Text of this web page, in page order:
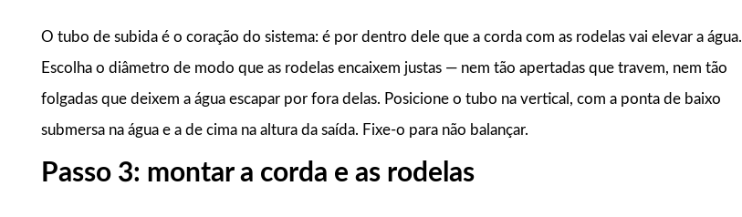
O tubo de subida é o coração do sistema: é por dentro dele que a corda com as rodelas vai elevar a água.
Escolha o diâmetro de modo que as rodelas encaixem justas — nem tão apertadas que travem, nem tão
folgadas que deixem a água escapar por fora delas. Posicione o tubo na vertical, com a ponta de baixo
submersa na água e a de cima na altura da saída. Fixe-o para não balançar.
Passo 3: montar a corda e as rodelas